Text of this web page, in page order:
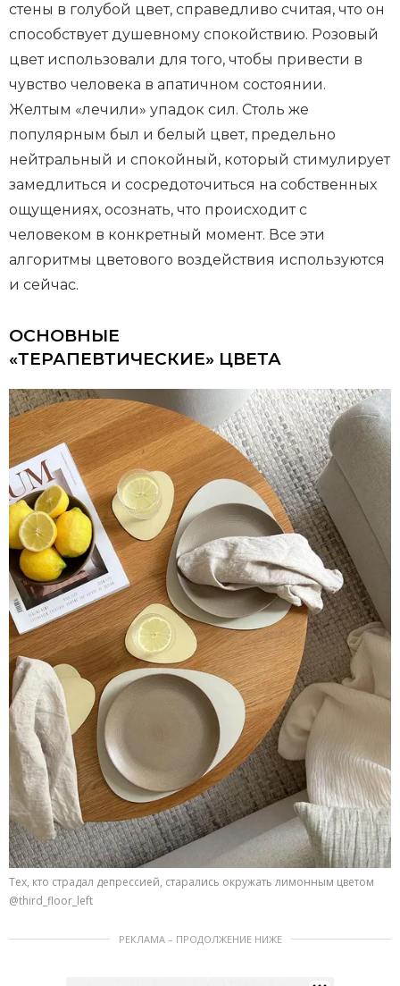
стены в голубой цвет, справедливо считая, что он
способствует душевному спокойствию. Розовый
цвет использовали для того, чтобы привести в
чувство человека в апатичном состоянии.
Желтым «лечили» упадок сил. Столь же
популярным был и белый цвет, предельно
нейтральный и спокойный, который стимулирует
замедлиться и сосредоточиться на собственных
ощущениях, осознать, что происходит с
человеком в конкретный момент. Все эти
алгоритмы цветового воздействия используются
и сейчас.
ОСНОВНЫЕ
«ТЕРАПЕВТИЧЕСКИЕ» ЦВЕТА
Тех, кто страдал депрессией, старались окружать лимонным цветом
@third_floor_left
РЕКЛАМА – ПРОДОЛЖЕНИЕ НИЖЕ